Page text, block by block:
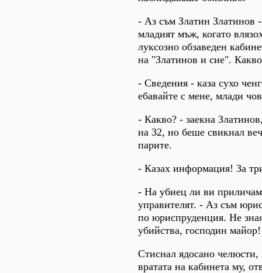
- Аз съм Златин Златинов
младият мъж, когато
луксозно обзаведен
на "Златинов и сие".
- Сведения - каза сухо
ебавайте с мене, млади
- Какво? - заекна
на 32, но беше свикнал
парите.
- Казах информация! За
- На убиец ли ви
управителят. - Аз съм
по юриспруденция. Не
убийства, господин майор!
Стиснал ядосано
вратата на кабинета му,